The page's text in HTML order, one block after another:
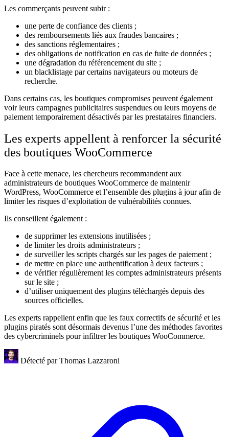
Les commerçants peuvent subir :
une perte de confiance des clients ;
des remboursements liés aux fraudes bancaires ;
des sanctions réglementaires ;
des obligations de notification en cas de fuite de données ;
une dégradation du référencement du site ;
un blacklistage par certains navigateurs ou moteurs de
recherche.
Dans certains cas, les boutiques compromises peuvent également
voir leurs campagnes publicitaires suspendues ou leurs moyens de
paiement temporairement désactivés par les prestataires financiers.
Les experts appellent à renforcer la sécurité
des boutiques WooCommerce
Face à cette menace, les chercheurs recommandent aux
administrateurs de boutiques WooCommerce de maintenir
WordPress, WooCommerce et l’ensemble des plugins à jour afin de
limiter les risques d’exploitation de vulnérabilités connues.
Ils conseillent également :
de supprimer les extensions inutilisées ;
de limiter les droits administrateurs ;
de surveiller les scripts chargés sur les pages de paiement ;
de mettre en place une authentification à deux facteurs ;
de vérifier régulièrement les comptes administrateurs présents
sur le site ;
d’utiliser uniquement des plugins téléchargés depuis des
sources officielles.
Les experts rappellent enfin que les faux correctifs de sécurité et les
plugins piratés sont désormais devenus l’une des méthodes favorites
des cybercriminels pour infiltrer les boutiques WooCommerce.
Détecté parThomas Lazzaroni